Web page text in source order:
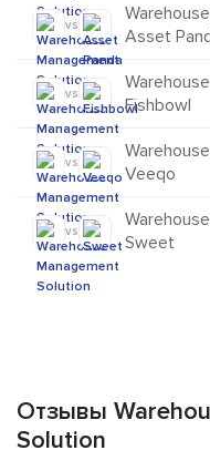
vs
Asset
vs
Fishbowl
vs
Veeqo
vs
Sweet
Отзывы
Solution